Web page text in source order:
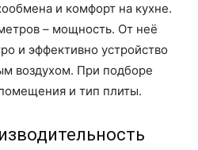
и комфорт на кухне.
– мощность. От неё
и эффективно устройство
воздухом. При подборе
и тип плиты.